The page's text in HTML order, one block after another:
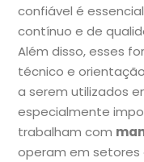
confiável é
contínuo e de
Além disso, esses
técnico e
a serem utilizados
especialmente
trabalham com
operam em setores